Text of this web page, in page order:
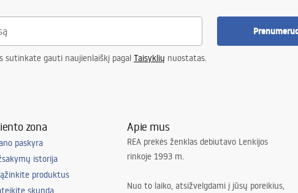
sutinkate gauti naujienlaiškį pagal Taisyklių nuostatas.
zona
paskyra
istorija
produktus
skundą
Apie mus
REA prekės ženklas debiutavo Lenkijos
rinkoje 1993 m.
Nuo to laiko, atsižvelgdami į jūsų poreikius,